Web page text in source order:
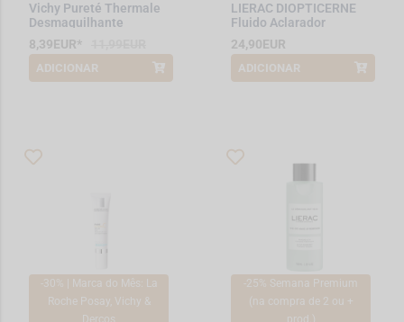
Vichy Pureté Thermale
Desmaquilhante
Waterproof 100ml
8,39EUR*
*Promoção válida de 2026-08-01 a
ADICIONAR
LIERAC DIOPTICERNE
Fluido Aclarador
Corretor de Olheiras
15ml
24,90EUR
*Promoção válida de 2026-08-01 a
ADICIONAR
-30% | Marca do Mês: La
Roche Posay, Vichy &
Dercos
-25% Semana Premium
(na compra de 2 ou +
prod.)